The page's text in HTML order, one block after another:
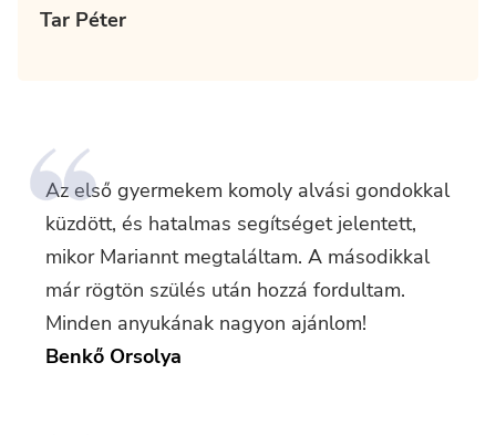
Tar Péter
Az első gyermekem komoly alvási gondokkal
küzdött, és hatalmas segítséget jelentett,
mikor Mariannt megtaláltam. A másodikkal
már rögtön szülés után hozzá fordultam.
Minden anyukának nagyon ajánlom!
Benkő Orsolya